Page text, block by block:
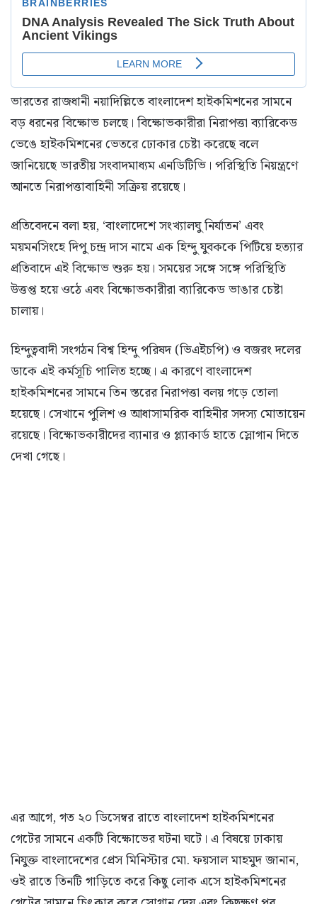
ভারতের রাজধানী নয়াদিল্লিতে বাংলাদেশ হাইকমিশনের সামনে
বড় ধরনের বিক্ষোভ চলছে। বিক্ষোভকারীরা নিরাপত্তা ব্যারিকেড
ভেঙে হাইকমিশনের ভেতরে ঢোকার চেষ্টা করেছে বলে
জানিয়েছে ভারতীয় সংবাদমাধ্যম এনডিটিভি। পরিস্থিতি নিয়ন্ত্রণে
আনতে নিরাপত্তাবাহিনী সক্রিয় রয়েছে।
প্রতিবেদনে বলা হয়, ‘বাংলাদেশে সংখ্যালঘু নির্যাতন’ এবং
ময়মনসিংহে দিপু চন্দ্র দাস নামে এক হিন্দু যুবককে পিটিয়ে হত্যার
প্রতিবাদে এই বিক্ষোভ শুরু হয়। সময়ের সঙ্গে সঙ্গে পরিস্থিতি
উত্তপ্ত হয়ে ওঠে এবং বিক্ষোভকারীরা ব্যারিকেড ভাঙার চেষ্টা
চালায়।
হিন্দুত্ববাদী সংগঠন বিশ্ব হিন্দু পরিষদ (ভিএইচপি) ও বজরং দলের
ডাকে এই কর্মসূচি পালিত হচ্ছে। এ কারণে বাংলাদেশ
হাইকমিশনের সামনে তিন স্তরের নিরাপত্তা বলয় গড়ে তোলা
হয়েছে। সেখানে পুলিশ ও আধাসামরিক বাহিনীর সদস্য মোতায়েন
রয়েছে। বিক্ষোভকারীদের ব্যানার ও প্ল্যাকার্ড হাতে স্লোগান দিতে
দেখা গেছে।
এর আগে, গত ২০ ডিসেম্বর রাতে বাংলাদেশ হাইকমিশনের
গেটের সামনে একটি বিক্ষোভের ঘটনা ঘটে। এ বিষয়ে ঢাকায়
নিযুক্ত বাংলাদেশের প্রেস মিনিস্টার মো. ফয়সাল মাহমুদ জানান,
ওই রাতে তিনটি গাড়িতে করে কিছু লোক এসে হাইকমিশনের